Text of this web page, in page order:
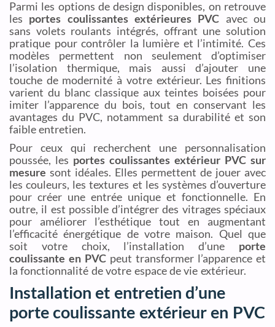
Parmi les options de design disponibles, on retrouve
les portes coulissantes extérieures PVC avec ou
sans volets roulants intégrés, offrant une solution
pratique pour contrôler la lumière et l’intimité. Ces
modèles permettent non seulement d’optimiser
l’isolation thermique, mais aussi d’ajouter une
touche de modernité à votre extérieur. Les finitions
varient du blanc classique aux teintes boisées pour
imiter l’apparence du bois, tout en conservant les
avantages du PVC, notamment sa durabilité et son
faible entretien.
Pour ceux qui recherchent une personnalisation
poussée, les portes coulissantes extérieur PVC sur
mesure sont idéales. Elles permettent de jouer avec
les couleurs, les textures et les systèmes d’ouverture
pour créer une entrée unique et fonctionnelle. En
outre, il est possible d’intégrer des vitrages spéciaux
pour améliorer l’esthétique tout en augmentant
l’efficacité énergétique de votre maison. Quel que
soit votre choix, l’installation d’une porte
coulissante en PVC peut transformer l’apparence et
la fonctionnalité de votre espace de vie extérieur.
Installation et entretien d’une
porte coulissante extérieur en PVC